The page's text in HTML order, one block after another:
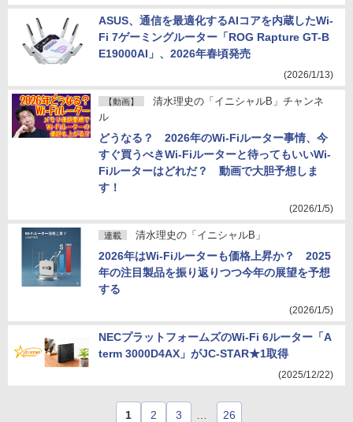
ASUS、通信を最適化するAIコアを内蔵したWi-
Fi 7ゲーミングルーター「ROG Rapture GT-B
E19000AI」、2026年春頃発売
(2026/1/13)
【動画】
清水理史の「イニシャルB」チャンネ
ル
どうなる？ 2026年のWi-Fiルーター事情、今
すぐ買うべきWi-Fiルーターと待ってもいいWi-
Fiルーターはどれだ？ 動画で大胆予想しま
す！
(2026/1/5)
連載 清水理史の「イニシャルB」
2026年はWi-Fiルーターも価格上昇か？ 2025
年の注目製品を振り返りつつ今年の展望を予想
する
(2026/1/5)
NECプラットフォームズのWi-Fi 6ルーター「A
term 3000D4AX」がJC-STAR★1取得
(2025/12/22)
1 2 3 26